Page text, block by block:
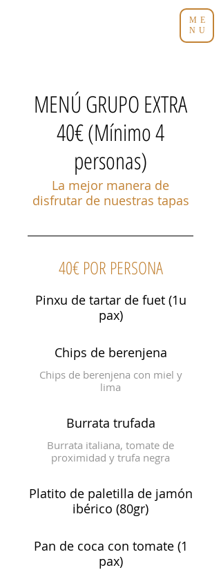
ME
NU
MENÚ GRUPO EXTRA
40€ (Mínimo 4
personas)
La mejor manera de
disfrutar de nuestras tapas
40€ POR PERSONA
Pinxu de tartar de fuet (1u
pax)
Chips de berenjena
Chips de berenjena con miel y
lima
Burrata trufada
Burrata italiana, tomate de
proximidad y trufa negra
Platito de paletilla de jamón
ibérico (80gr)
Pan de coca con tomate (1
pax)